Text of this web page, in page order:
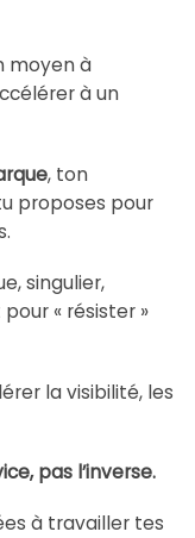
moyen à
à un
, ton
proposes pour
singulier,
« résister »
la visibilité, les
pas l’inverse.
à travailler tes